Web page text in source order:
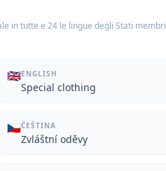
in tutte e 24 le lingue degli Stati
🇬🇧ENGLISH
Special clothing
🇨🇿ČEŠTINA
Zvláštní oděvy